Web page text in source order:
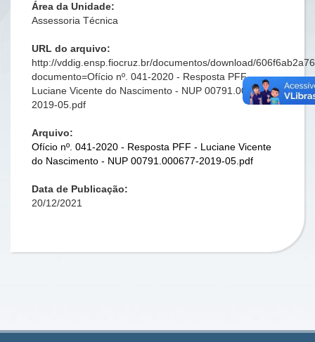
Área da Unidade:
Assessoria Técnica
URL do arquivo:
http://vddig.ensp.fiocruz.br/documentos/download/
documento=Ofício nº. 041-2020 - Resposta PFF -
Luciane Vicente do Nascimento - NUP 00791.000677-
2019-05.pdf
Arquivo:
Ofício nº. 041-2020 - Resposta PFF - Luciane Vicente
do Nascimento - NUP 00791.000677-2019-05.pdf
Data de Publicação:
20/12/2021